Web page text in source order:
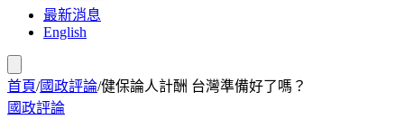
最新消息
English
首頁/國政評論/健保論人計酬 台灣準備好了嗎？
國政評論